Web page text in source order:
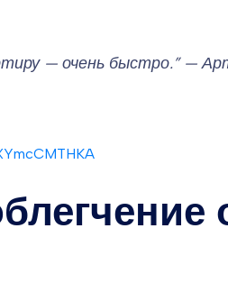
— очень быстро.” —